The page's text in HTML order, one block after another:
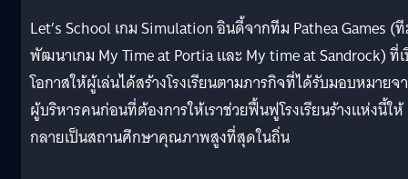
Let’s School เกม Simulation อินดี้จากทีม Pathea Games (
พัฒนาเกม My Time at Portia และ My time at Sandrock) ที่
โอกาสให้ผู้เล่นได้สร้างโรงเรียนตามภารกิจที่ได้รับมอบหมายจ
ผู้บริหารคนก่อนที่ต้องการให้เราช่วยฟื้นฟูโรงเรียนร้างแห่งนี้ให้
กลายเป็นสถานศึกษาคุณภาพสูงที่สุดในถิ่น